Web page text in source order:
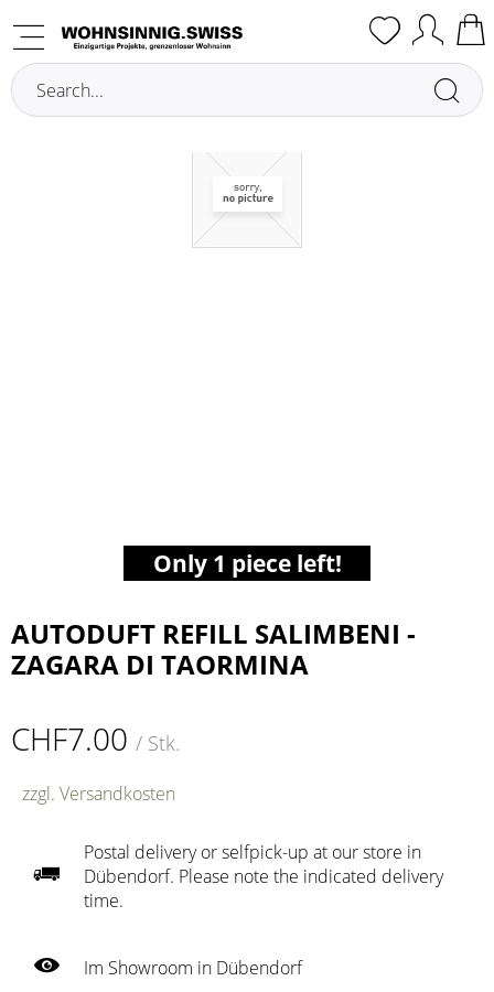
Only 1 piece left!
AUTODUFT REFILL SALIMBENI -
ZAGARA DI TAORMINA
CHF7.00 / Stk.
zzgl. Versandkosten
Postal delivery or selfpick-up at our store in
Dübendorf. Please note the indicated delivery
time.
Im Showroom in Dübendorf